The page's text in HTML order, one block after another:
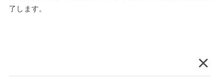
了します。